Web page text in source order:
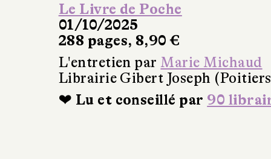
Le Livre de Poche
01/10/2025
288 pages, 8,90 €
L'entretien par Marie Michaud
Librairie Gibert Joseph
❤ Lu et conseillé par 90